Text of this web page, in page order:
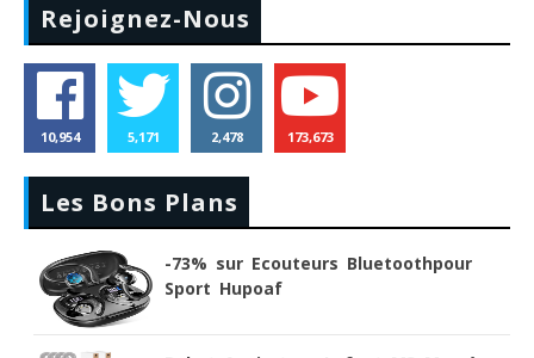
Rejoignez-Nous
10,954 5,171 2,478 173,673
Les Bons Plans
-73% sur Ecouteurs Bluetoothpour
Sport Hupoaf